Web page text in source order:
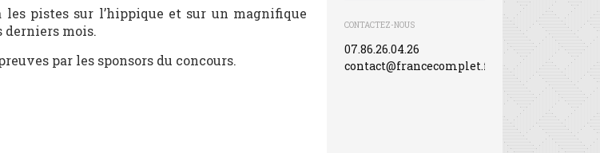
les pistes sur l’hippique et sur un magnifique
derniers mois.
par les sponsors du concours.
CONTACTEZ-NOUS
07.86.26.04.26
contact@francecomplet.fr